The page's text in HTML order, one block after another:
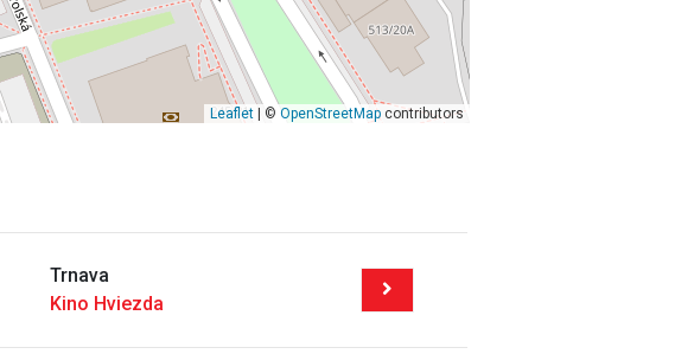
Leaflet| © OpenStreetMapcontributors
Trnava
Kino Hviezda